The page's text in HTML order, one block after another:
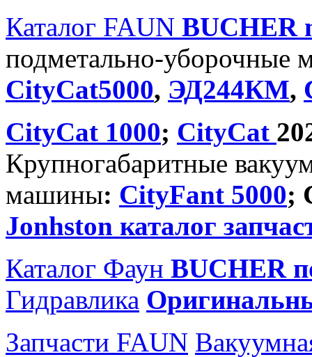
Каталог FAUN BUCHER
подметально-уборочные
CityCat5000, ЭД244КМ,
CityCat 1000; CityCat
Крупногабаритные
машины: CityFant 5000;
Jonhston каталог
Каталог Фаун BUCHER
Гидравлика
Запчасти FAUN